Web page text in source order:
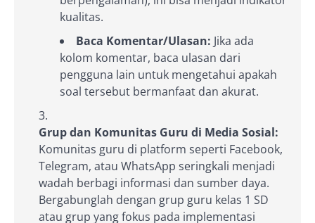
kualitas.
Baca Komentar/Ulasan: Jika ada
kolom komentar, baca ulasan dari
pengguna lain untuk mengetahui apakah
soal tersebut bermanfaat dan akurat.
Grup dan Komunitas Guru di Media Sosial:
Komunitas guru di platform seperti Facebook,
Telegram, atau WhatsApp seringkali menjadi
wadah berbagi informasi dan sumber daya.
Bergabunglah dengan grup guru kelas 1 SD
atau grup yang fokus pada implementasi